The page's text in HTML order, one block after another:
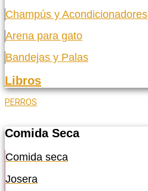
Champús y Acondicionadores
Arena para gato
Bandejas y Palas
Libros
PERROS
Comida Seca
Comida seca
Josera